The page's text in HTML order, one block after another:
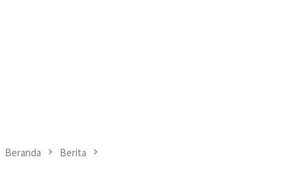
Beranda Berita